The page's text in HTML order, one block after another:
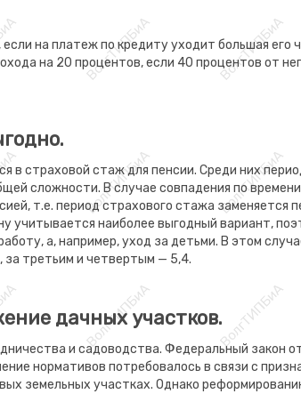
на платеж по кредиту уходит большая его
на 20 процентов, если 40 процентов от
страховой стаж для пенсии. Среди них
сложности. В случае совпадения по
т.е. период страхового стажа заменяется
учитывается наиболее выгодный вариант,
а, например, уход за детьми. В этом
за третьим и четвертым — 5,4.
дачных участков.
и садоводства. Федеральный закон
нормативов потребовалось в связи с
земельных участках. Однако